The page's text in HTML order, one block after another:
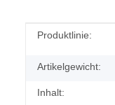
Wert
Produktlinie:
Artikelgewicht:
Inhalt: